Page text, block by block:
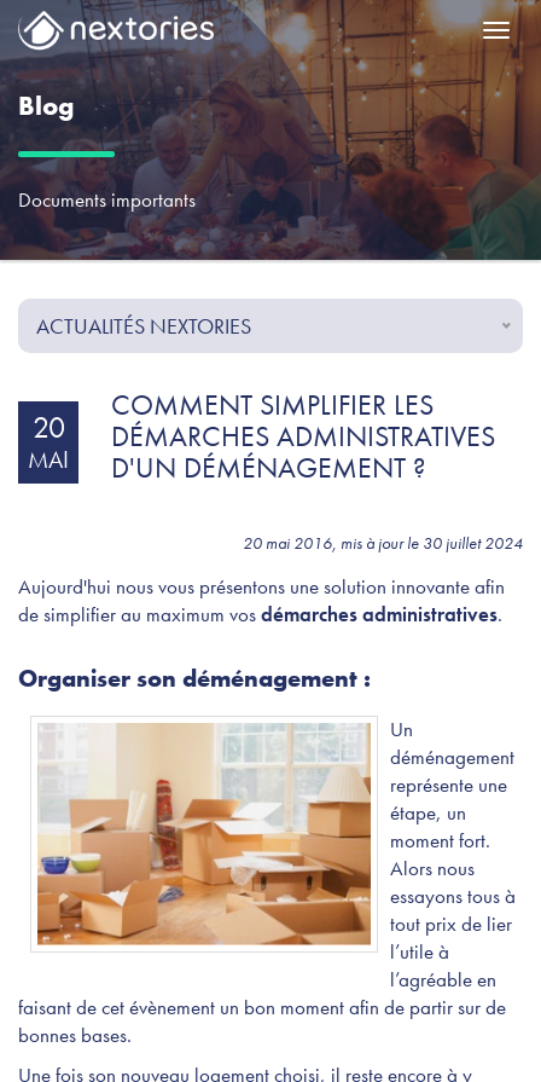
Blog
Documents importants
ACTUALITÉS NEXTORIES
20
MAI
COMMENT SIMPLIFIER LES
DÉMARCHES ADMINISTRATIVES
D'UN DÉMÉNAGEMENT ?
20 mai 2016, mis à jour le 30 juillet 2024
Aujourd'hui nous vous présentons une solution innovante afin
de simplifier au maximum vosdémarches administratives.
Organiser son déménagement :
Un
déménagement
représente une
étape, un
moment fort.
Alors nous
essayons tous à
tout prix de lier
l’utile à
l’agréable en
faisant de cet évènement un bon moment afin de partir sur de
bonnes bases.
Une fois son nouveau logement choisi, il reste encore à y